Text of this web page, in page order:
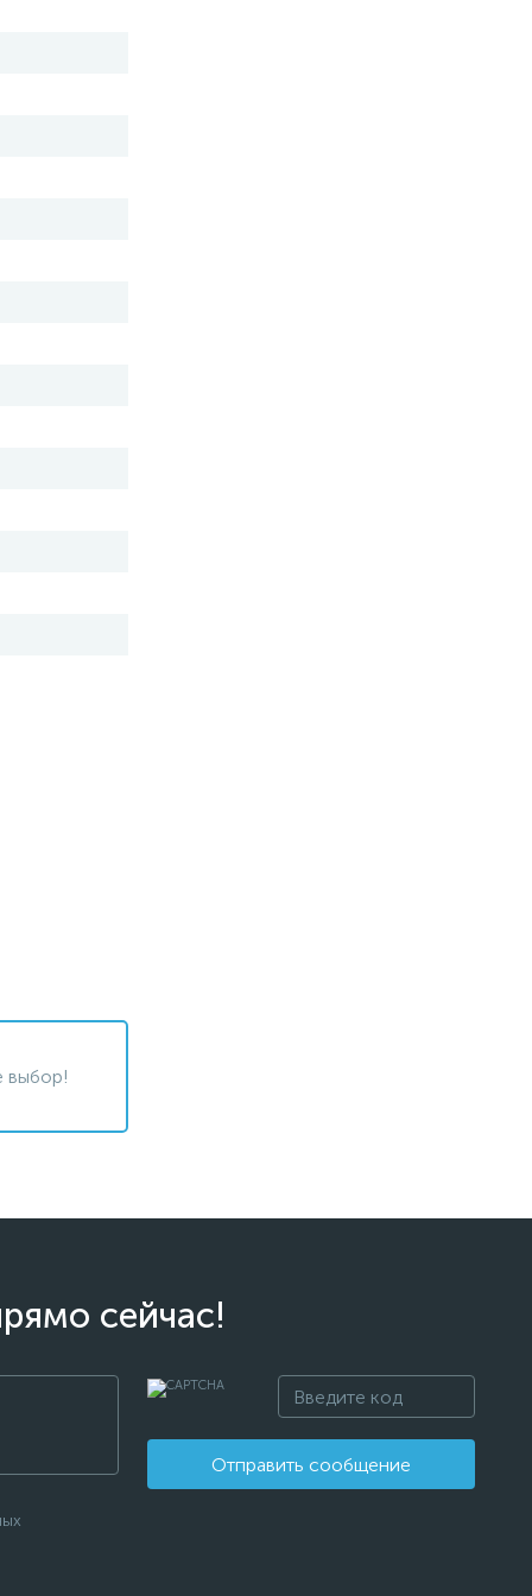
выбор!
сейчас!
Отправить сообщение